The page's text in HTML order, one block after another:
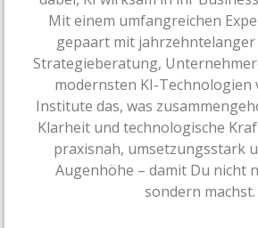
Mit einem umfangreichen
gepaart mit
Strategieberatung,
modernsten KI-Technologien
Institute das, was
Klarheit und technologische
praxisnah, umsetzungsstark
Augenhöhe – damit Du nicht
sondern machst.